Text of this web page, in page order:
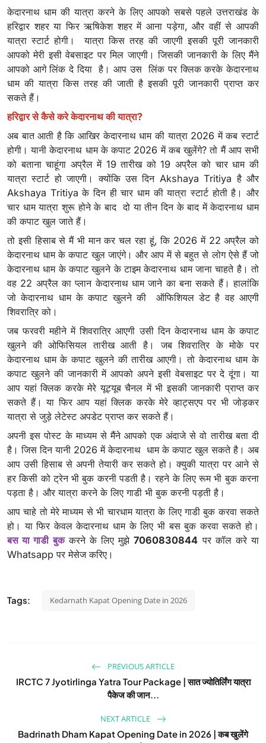
केदारनाथ धाम की यात्रा करने के लिए आपको सबसे पहले उत्तराखंड के
हरिद्वार शहर या फिर ऋषिकेश शहर में आना पड़ेगा, और वहीं से आपकी
यात्रा स्टार्ट होगी। यात्रा किस तरह की जाएगी इसकी पूरी जानकारी
आपको मेरी इसी वेबसाइट पर मिल जाएगी। जिसकी जानकारी के लिए मैंने
आपको आगे लिंक दे दिया है। आप उस लिंक पर क्लिक करके केदारनाथ
धाम की यात्रा किस तरह की जाती है इसकी पूरी जानकारी प्राप्त कर
सकते हैं।
हरिद्वार से कैसे करे केदारनाथ की यात्रा?
अब बात आती है कि आखिर केदारनाथ धाम की यात्रा 2026 में कब स्टार्ट
होगी। यानी केदारनाथ धाम के कपाट 2026 में कब खुलेंगे? तो मैं आप सभी
को बताना चाहूंगा अप्रैल में 19 तारीख को 19 अप्रैल को चार धाम की
यात्रा स्टार्ट हो जाएगी। क्योंकि उस दिन Akshaya Tritiya है और
Akshaya Tritiya के दिन ही चार धाम की यात्रा स्टार्ट होती है। और
चार धाम यात्रा शुरू होने के बाद दो या तीन दिन के बाद में केदारनाथ धाम
की कपाट खुल जाते हैं।
तो इसी हिसाब से मैं भी मान कर चल रहा हूं, कि 2026 में 22 अप्रैल को
केदारनाथ धाम के कपाट खुल जाएंगे। और आप में से बहुत से लोग ऐसे हैं जो
केदारनाथ धाम के कपाट खुलने के टाइम केदारनाथ धाम जाना चाहते है। तो
वह 22 अप्रैल का प्लान केदारनाथ धाम जाने का बना सकते हैं। हालांकि
जो केदारनाथ धाम के कपाट खुलने की ऑफिशियल डेट है वह आएगी
शिवरात्रि को।
जब फरवरी महीने में शिवरात्रि आएगी उसी दिन केदारनाथ धाम के कपाट
खुलने की ओफिसियल तारीख आती है। जब शिवरात्रि के मोके पर
केदारनाथ धाम के कपाट खुलने की तारीख आएगी। तो केदारनाथ धाम के
कपाट खुलने की जानकारी में आपको अपने इसी वेबसाइट पर दे दूंगा। या
आप यहां क्लिक करके मेरे यूट्यूब चैनल में भी इसकी जानकारी प्राप्त कर
सकते हैं। या फिर आप यहां क्लिक करके मेरे व्हाट्सएप पर भी जोड़कर
यात्रा से जुड़े लेटेस्ट अपडेट प्राप्त कर सकते हैं।
अपनी इस पोस्ट के माध्यम से मैंने आपको एक अंदाजे से वो तारीख बता दी
है। जिस दिन यानी 2026 में केदारनाथ धाम के कपाट खुल सकते है। अब
आप उसी हिसाब से अपनी तेयारी कर सकते हो। क्युकी यात्रा पर आने से
हर किसी को ट्रेन भी बुक करनी पडती है। रहने के लिए रूम भी बुक करना
पड़ता है। और यात्रा करने के लिए गाडी भी बुक करनी पड़ती है।
आप चाहे तो मेरे माध्यम से भी चारधाम यात्रा के लिए गाडी बुक करवा सकते
हो। या फिर केवल केदारनाथ धाम के लिए भी बस बुक करवा सकते हो।
बस या गाडी बुककरने के लिए मुझे7060830844 पर कॉल करे या
Whatsapp पर मेसेज करिए।
Tags: Kedarnath Kapat Opening Date in 2026
PREVIOUS ARTICLE
IRCTC 7 Jyotirlinga Yatra Tour Package | सात ज्योतिर्लिंग यात्रा
पैकेज की जान...
NEXT ARTICLE
Badrinath Dham Kapat Opening Date in 2026 | कब खुलेंगे